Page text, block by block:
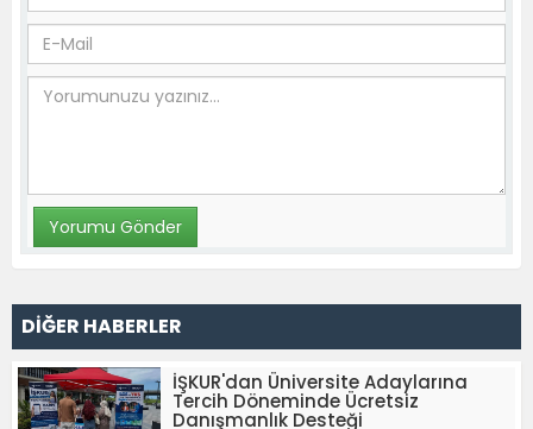
DİĞER HABERLER
İŞKUR'dan Üniversite Adaylarına
Tercih Döneminde Ücretsiz
Danışmanlık Desteği